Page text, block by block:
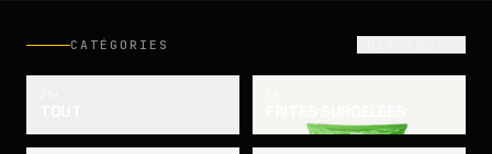
CATÉGORIES